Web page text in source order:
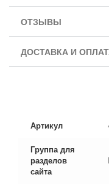
ОТЗЫВЫ
ДОСТАВКА И
Артикул
Группа для
разделов
сайта